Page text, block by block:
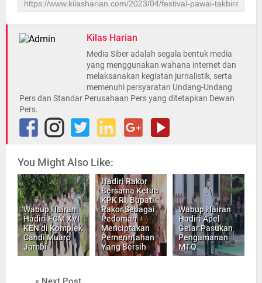
Kilas Harian
Media Siber adalah segala bentuk media
yang menggunakan wahana internet dan
melaksanakan kegiatan jurnalistik, serta
memenuhi persyaratan Undang-Undang
Pers dan Standar Perusahaan Pers yang ditetapkan Dewan
Pers.
You Might Also Like:
Wabup Hairan
Hadiri FCM XVI
KEN di Komplek
Candi Muaro
Jambi
Hadiri Rakor
Bersama Ketua
KPK RI, Bupati :
Rakor Sebagai
Pedoman
Menciptakan
Pemerintahan
Yang Bersih
Wabup Hairan
Hadiri Apel
Gelar Pasukan
Pengamanan
MTQ